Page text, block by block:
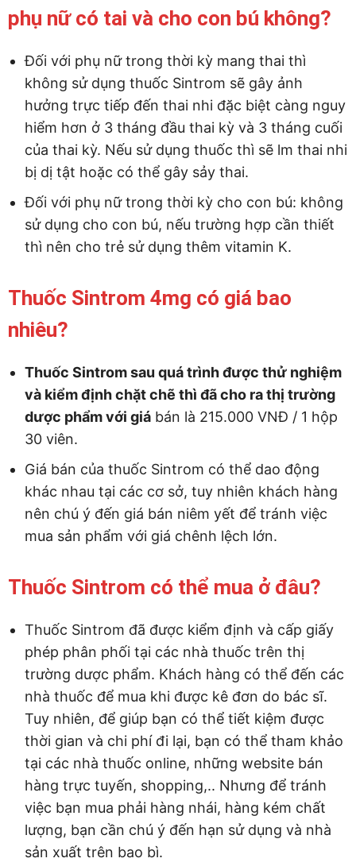
phụ nữ có tai và cho con bú không?
Đối với phụ nữ trong thời kỳ mang thai thì
không sử dụng thuốc Sintrom sẽ gây ảnh
hưởng trực tiếp đến thai nhi đặc biệt càng nguy
hiểm hơn ở 3 tháng đầu thai kỳ và 3 tháng cuối
của thai kỳ. Nếu sử dụng thuốc thì sẽ lm thai nhi
bị dị tật hoặc có thể gây sảy thai.
Đối với phụ nữ trong thời kỳ cho con bú: không
sử dụng cho con bú, nếu trường hợp cần thiết
thì nên cho trẻ sử dụng thêm vitamin K.
Thuốc Sintrom 4mg có giá bao
nhiêu?
Thuốc Sintrom sau quá trình được thử nghiệm
và kiểm định chặt chẽ thì đã cho ra thị trường
dược phẩm với giá bán là 215.000 VNĐ / 1 hộp
30 viên.
Giá bán của thuốc Sintrom có thể dao động
khác nhau tại các cơ sở, tuy nhiên khách hàng
nên chú ý đến giá bán niêm yết để tránh việc
mua sản phẩm với giá chênh lệch lớn.
Thuốc Sintrom có thể mua ở đâu?
Thuốc Sintrom đã được kiểm định và cấp giấy
phép phân phối tại các nhà thuốc trên thị
trường dược phẩm. Khách hàng có thể đến các
nhà thuốc để mua khi được kê đơn do bác sĩ.
Tuy nhiên, để giúp bạn có thể tiết kiệm được
thời gian và chi phí đi lại, bạn có thể tham khảo
tại các nhà thuốc online, những website bán
hàng trực tuyến, shopping,.. Nhưng để tránh
việc bạn mua phải hàng nhái, hàng kém chất
lượng, bạn cần chú ý đến hạn sử dụng và nhà
sản xuất trên bao bì.